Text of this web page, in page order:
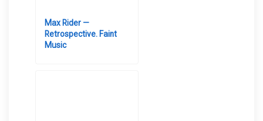
Max Rider —
Retrospective. Faint
Music